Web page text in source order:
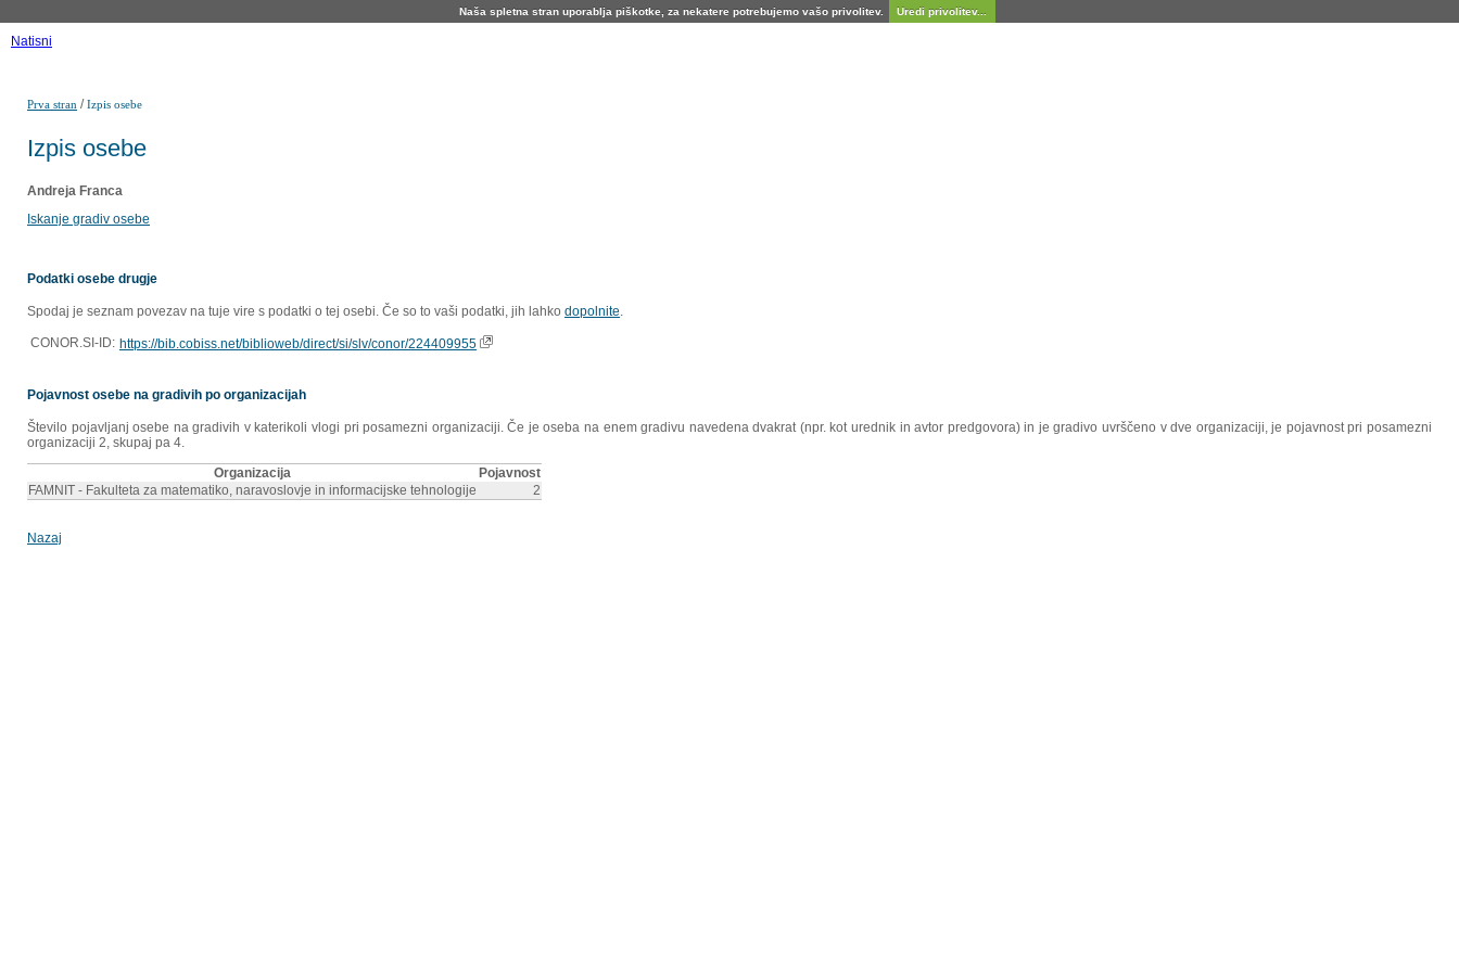
Naša spletna stran uporablja piškotke, za nekatere potrebujemo vašo privolitev. Uredi privolitev...
Natisni
Prva stran /Izpis osebe
Izpis osebe
Andreja Franca
Iskanje gradiv osebe
Podatki osebe drugje
Spodaj je seznam povezav na tuje vire s podatki o tej osebi. Če so to vaši podatki, jih lahko dopolnite.
CONOR.SI-ID: https://bib.cobiss.net/biblioweb/direct/si/slv/conor/224409955
Pojavnost osebe na gradivih po organizacijah
Število pojavljanj osebe na gradivih v katerikoli vlogi pri posamezni organizaciji. Če je oseba na enem gradivu navedena dvakrat (npr. kot urednik in avtor predgovora) in je gradivo uvrščeno v dve organizaciji, je pojavnost pri posamezni
organizaciji 2, skupaj pa 4.
Organizacija
Pojavnost
FAMNIT - Fakulteta za matematiko, naravoslovje in informacijske tehnologije
2
Nazaj